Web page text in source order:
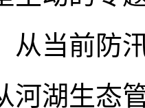
从当前防
河湖生态